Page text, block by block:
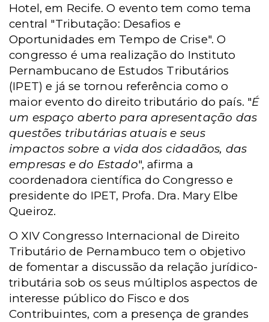
Hotel, em Recife. O evento tem como tema
central "Tributação: Desafios e
Oportunidades em Tempo de Crise". O
congresso é uma realização do Instituto
Pernambucano de Estudos Tributários
(IPET) e já se tornou referência como o
maior evento do direito tributário do país. "É
um espaço aberto para apresentação das
questões tributárias atuais e seus
impactos sobre a vida dos cidadãos, das
empresas e do Estado", afirma a
coordenadora científica do Congresso e
presidente do IPET, Profa. Dra. Mary Elbe
Queiroz.
O XIV Congresso Internacional de Direito
Tributário de Pernambuco tem o objetivo
de fomentar a discussão da relação jurídico-
tributária sob os seus múltiplos aspectos de
interesse público do Fisco e dos
Contribuintes, com a presença de grandes